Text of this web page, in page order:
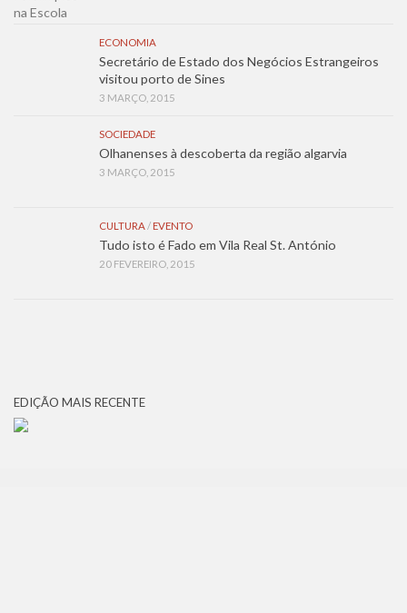
ECONOMIA
Secretário de Estado dos Negócios Estrangeiros
visitou porto de Sines
3 MARÇO, 2015
SOCIEDADE
Olhanenses à descoberta da região algarvia
3 MARÇO, 2015
CULTURA/ EVENTO
Tudo isto é Fado em Vila Real St. António
20 FEVEREIRO, 2015
EDIÇÃO MAIS RECENTE